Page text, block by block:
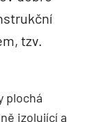
tzv.
plochá
izolující a